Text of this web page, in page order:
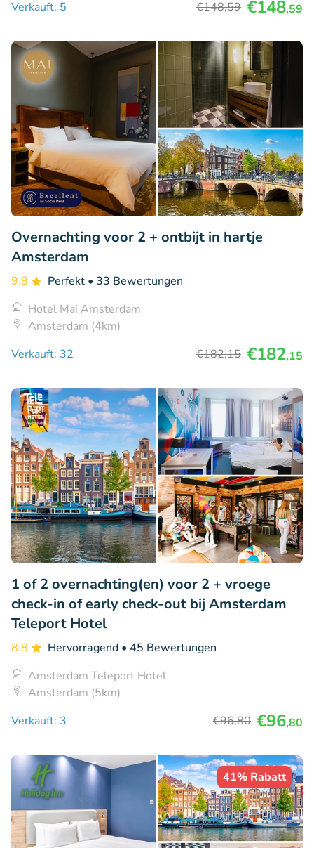
Verkauft: 5 €148,59 €148,59
Overnachting voor 2 + ontbijt in hartje
Amsterdam
9.8 Perfekt • 33 Bewertungen
Hotel Mai Amsterdam
Amsterdam (4km)
Verkauft: 32
€182,15 €182,15
1 of 2 overnachting(en) voor 2 + vroege
check-in of early check-out bij Amsterdam
Teleport Hotel
8.8 Hervorragend • 45 Bewertungen
Amsterdam Teleport Hotel
Amsterdam (5km)
Verkauft: 3
€96,80 €96,80
41% Rabatt